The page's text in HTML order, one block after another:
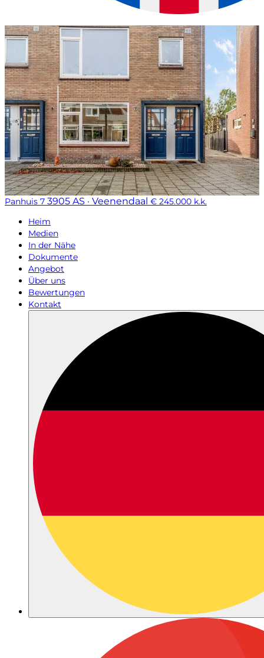
Panhuis 7 3905 AS · Veenendaal € 245.000 k.k.
Heim
Medien
In der Nähe
Dokumente
Angebot
Über uns
Bewertungen
Kontakt